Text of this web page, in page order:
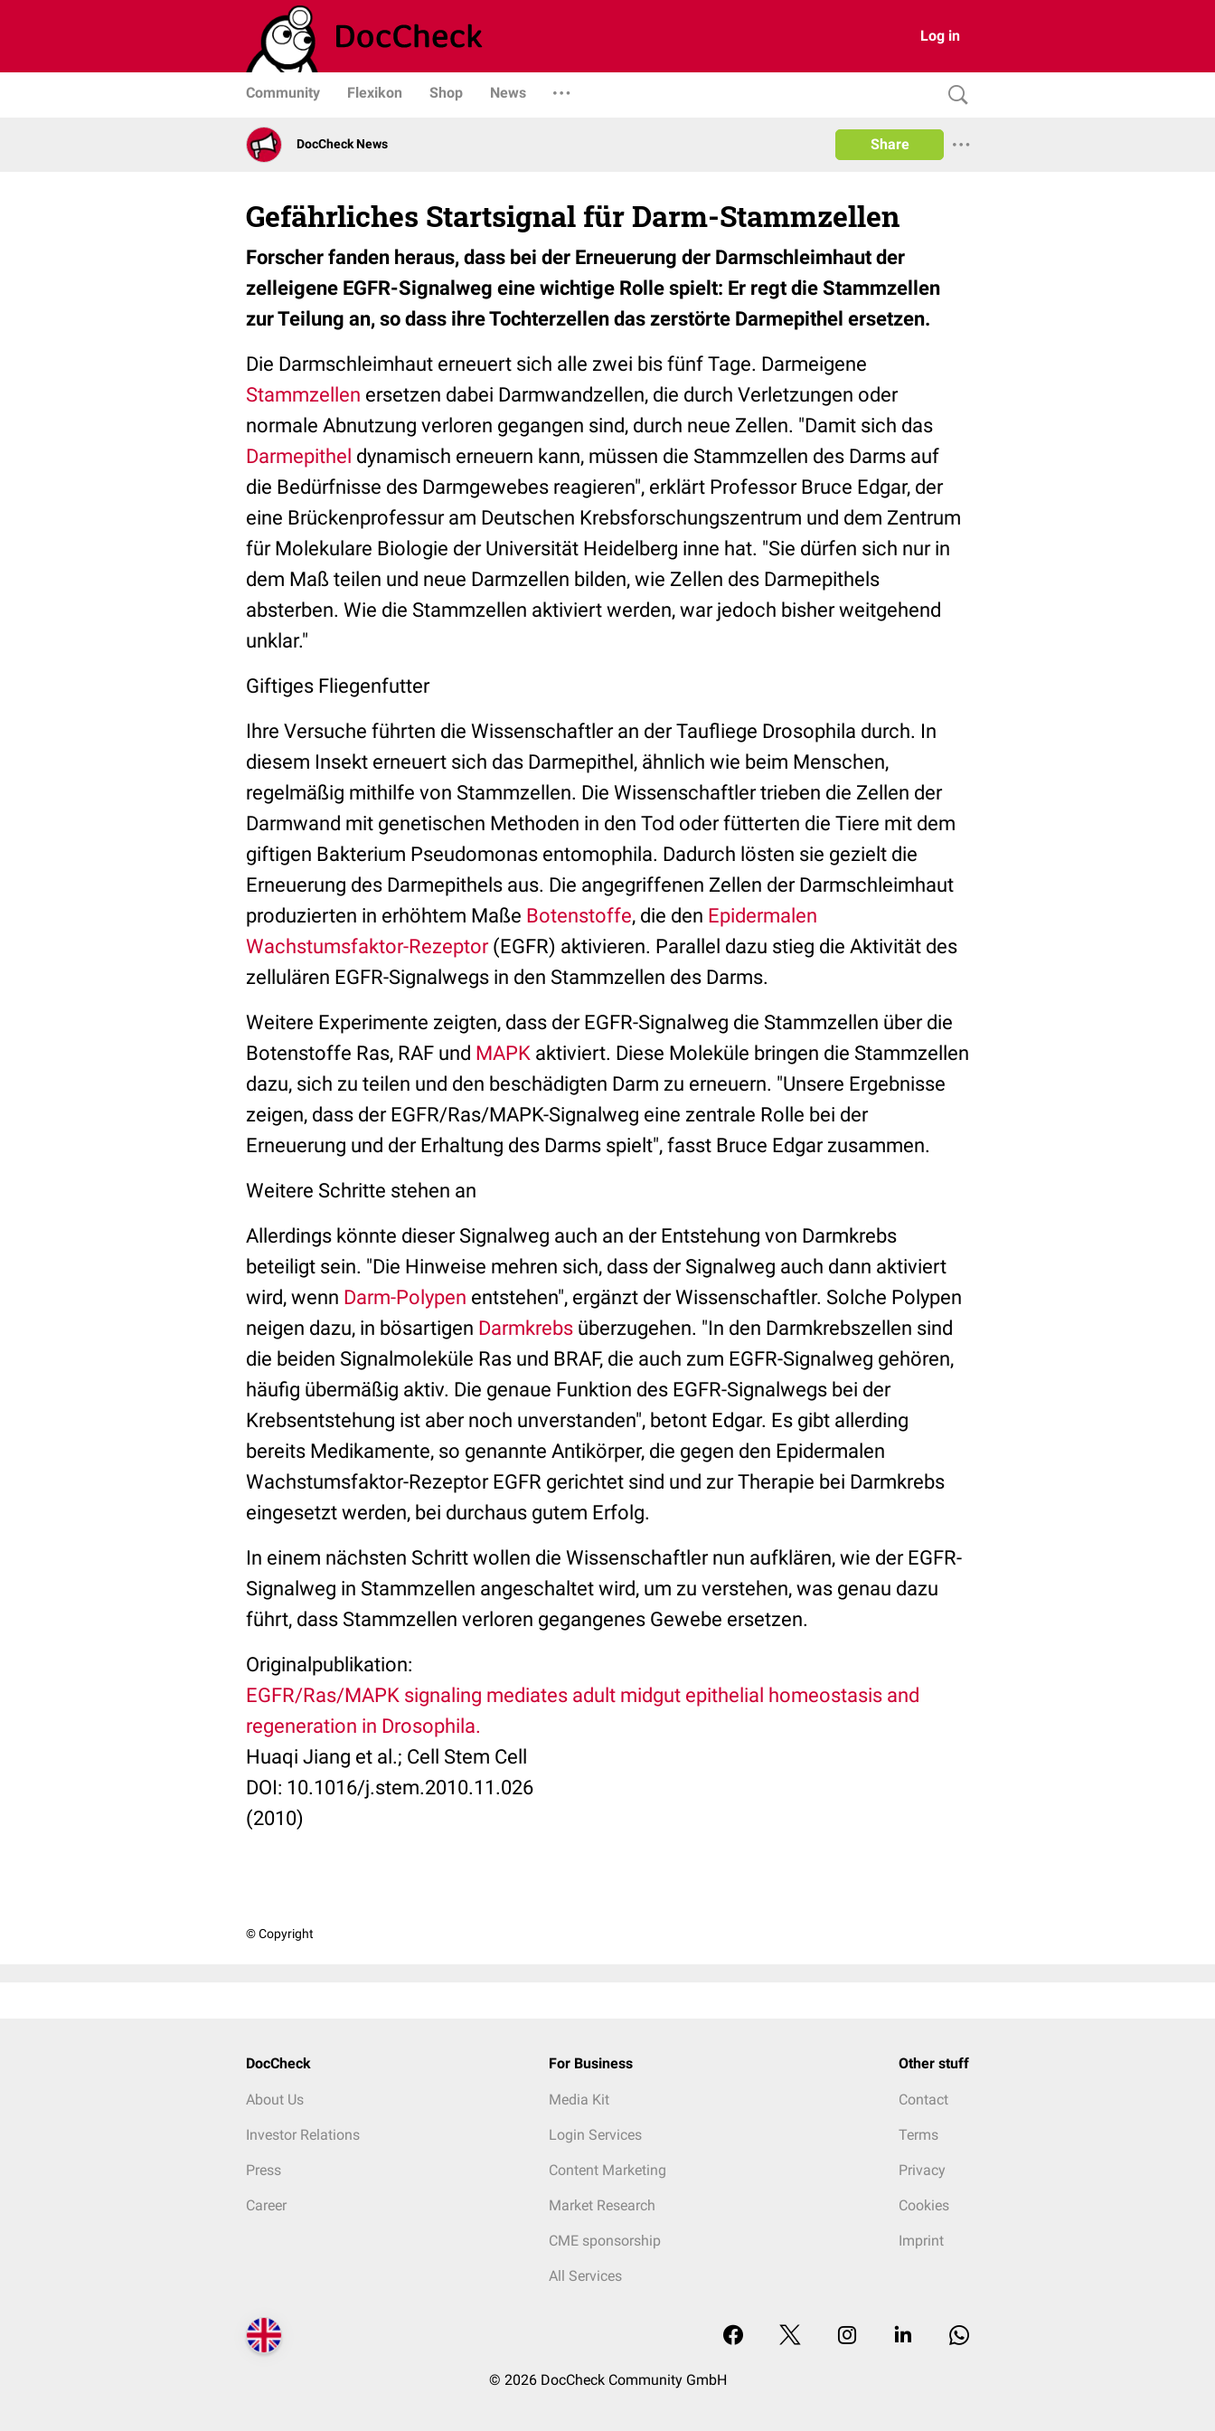
Log in
Community Flexikon Shop News
DocCheck News Share
Gefährliches Startsignal für Darm-Stammzellen
Forscher fanden heraus, dass bei der Erneuerung der Darmschleimhaut der
zelleigene EGFR-Signalweg eine wichtige Rolle spielt: Er regt die Stammzellen
zur Teilung an, so dass ihre Tochterzellen das zerstörte Darmepithel ersetzen.
Die Darmschleimhaut erneuert sich alle zwei bis fünf Tage. Darmeigene
Stammzellen ersetzen dabei Darmwandzellen, die durch Verletzungen oder
normale Abnutzung verloren gegangen sind, durch neue Zellen. "Damit sich das
Darmepithel dynamisch erneuern kann, müssen die Stammzellen des Darms auf
die Bedürfnisse des Darmgewebes reagieren", erklärt Professor Bruce Edgar, der
eine Brückenprofessur am Deutschen Krebsforschungszentrum und dem Zentrum
für Molekulare Biologie der Universität Heidelberg inne hat. "Sie dürfen sich nur in
dem Maß teilen und neue Darmzellen bilden, wie Zellen des Darmepithels
absterben. Wie die Stammzellen aktiviert werden, war jedoch bisher weitgehend
unklar."
Giftiges Fliegenfutter
Ihre Versuche führten die Wissenschaftler an der Taufliege Drosophila durch. In
diesem Insekt erneuert sich das Darmepithel, ähnlich wie beim Menschen,
regelmäßig mithilfe von Stammzellen. Die Wissenschaftler trieben die Zellen der
Darmwand mit genetischen Methoden in den Tod oder fütterten die Tiere mit dem
giftigen Bakterium Pseudomonas entomophila. Dadurch lösten sie gezielt die
Erneuerung des Darmepithels aus. Die angegriffenen Zellen der Darmschleimhaut
produzierten in erhöhtem Maße Botenstoffe, die den Epidermalen
Wachstumsfaktor-Rezeptor(EGFR) aktivieren. Parallel dazu stieg die Aktivität des
zellulären EGFR-Signalwegs in den Stammzellen des Darms.
Weitere Experimente zeigten, dass der EGFR-Signalweg die Stammzellen über die
Botenstoffe Ras, RAF und MAPK aktiviert. Diese Moleküle bringen die Stammzellen
dazu, sich zu teilen und den beschädigten Darm zu erneuern. "Unsere Ergebnisse
zeigen, dass der EGFR/Ras/MAPK-Signalweg eine zentrale Rolle bei der
Erneuerung und der Erhaltung des Darms spielt", fasst Bruce Edgar zusammen.
Weitere Schritte stehen an
Allerdings könnte dieser Signalweg auch an der Entstehung von Darmkrebs
beteiligt sein. "Die Hinweise mehren sich, dass der Signalweg auch dann aktiviert
wird, wenn Darm-Polypen entstehen", ergänzt der Wissenschaftler. Solche Polypen
neigen dazu, in bösartigen Darmkrebs überzugehen. "In den Darmkrebszellen sind
die beiden Signalmoleküle Ras und BRAF, die auch zum EGFR-Signalweg gehören,
häufig übermäßig aktiv. Die genaue Funktion des EGFR-Signalwegs bei der
Krebsentstehung ist aber noch unverstanden", betont Edgar. Es gibt allerding
bereits Medikamente, so genannte Antikörper, die gegen den Epidermalen
Wachstumsfaktor-Rezeptor EGFR gerichtet sind und zur Therapie bei Darmkrebs
eingesetzt werden, bei durchaus gutem Erfolg.
In einem nächsten Schritt wollen die Wissenschaftler nun aufklären, wie der EGFR-
Signalweg in Stammzellen angeschaltet wird, um zu verstehen, was genau dazu
führt, dass Stammzellen verloren gegangenes Gewebe ersetzen.
Originalpublikation:
EGFR/Ras/MAPK signaling mediates adult midgut epithelial homeostasis and
regeneration in Drosophila.
Huaqi Jiang et al.; Cell Stem Cell
DOI: 10.1016/j.stem.2010.11.026
(2010)
© Copyright
DocCheck
About Us
Investor Relations
Press
Career
For Business
Media Kit
Login Services
Content Marketing
Market Research
CME sponsorship
All Services
Other stuff
Contact
Terms
Privacy
Cookies
Imprint
© 2026 DocCheck Community GmbH